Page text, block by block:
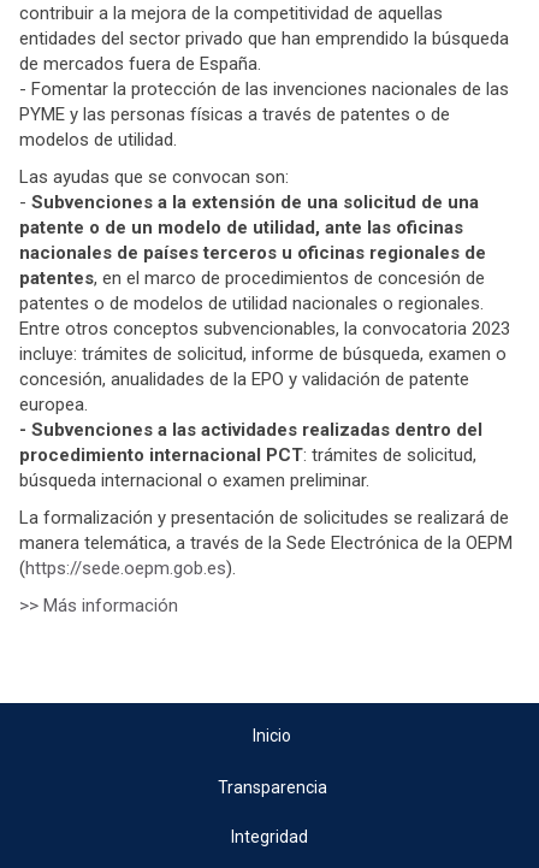
contribuir a la mejora de la competitividad de aquellas
entidades del sector privado que han emprendido la búsqueda
de mercados fuera de España.
- Fomentar la protección de las invenciones nacionales de las
PYME y las personas físicas a través de patentes o de
modelos de utilidad.
Las ayudas que se convocan son:
- Subvenciones a la extensión de una solicitud de una
patente o de un modelo de utilidad, ante las oficinas
nacionales de países terceros u oficinas regionales de
patentes, en el marco de procedimientos de concesión de
patentes o de modelos de utilidad nacionales o regionales.
Entre otros conceptos subvencionables, la convocatoria 2023
incluye: trámites de solicitud, informe de búsqueda, examen o
concesión, anualidades de la EPO y validación de patente
europea.
- Subvenciones a las actividades realizadas dentro del
procedimiento internacional PCT: trámites de solicitud,
búsqueda internacional o examen preliminar.
La formalización y presentación de solicitudes se realizará de
manera telemática, a través de la Sede Electrónica de la OEPM
(https://sede.oepm.gob.es).
>> Más información
Inicio
Transparencia
Integridad